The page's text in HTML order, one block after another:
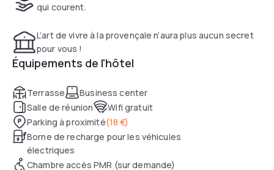
qui courent.
L’art de vivre à la provençale n’aura plus aucun secret
pour vous !
Équipements de l'hôtel
Terrasse
Business center
Salle de réunion
Wifi gratuit
Parking à proximité(18 €)
Borne de recharge pour les véhicules
électriques
Chambre accès PMR (sur demande)